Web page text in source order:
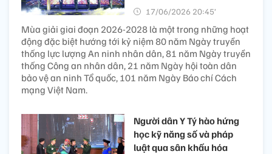
17/06/2026 20:45’
Mùa giải giai đoạn 2026-2028 là một trong những hoạt
động đặc biệt hướng tới kỷ niệm 80 năm Ngày truyền
thống lực lượng An ninh nhân dân, 81 năm Ngày truyền
thống Công an nhân dân, 21 năm Ngày hội toàn dân
bảo vệ an ninh Tổ quốc, 101 năm Ngày Báo chí Cách
mạng Việt Nam.
Người dân Y Tý hào hứng
học kỹ năng số và pháp
luật qua sân khấu hóa